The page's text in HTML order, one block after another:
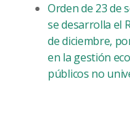
Orden de 23 de
se desarrolla el
de diciembre,
en la gestión
públicos no